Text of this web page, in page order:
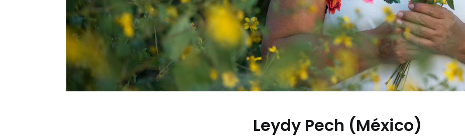
Leydy Pech (México)